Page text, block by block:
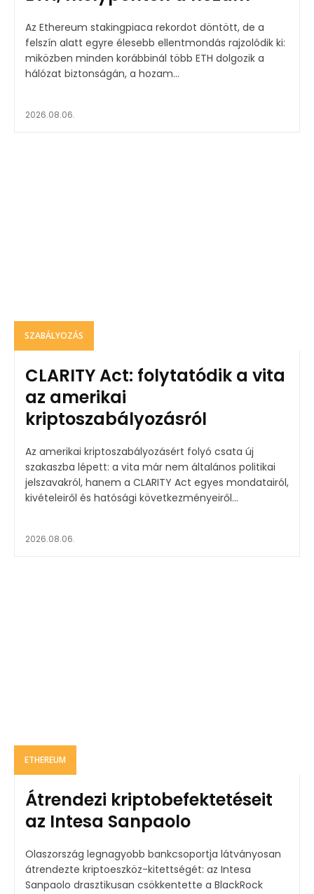
Az Ethereum stakingpiaca rekordot döntött, de a
felszín alatt egyre élesebb ellentmondás rajzolódik ki:
miközben minden korábbinál több ETH dolgozik a
hálózat biztonságán, a hozam...
2026.08.06.
SZABÁLYOZÁS
CLARITY Act: folytatódik a vita
az amerikai
kriptoszabályozásról
Az amerikai kriptoszabályozásért folyó csata új
szakaszba lépett: a vita már nem általános politikai
jelszavakról, hanem a CLARITY Act egyes mondatairól,
kivételeiről és hatósági következményeiről...
2026.08.06.
ETHEREUM
Átrendezi kriptobefektetéseit
az Intesa Sanpaolo
Olaszország legnagyobb bankcsoportja látványosan
átrendezte kriptoeszköz-kitettségét: az Intesa
Sanpaolo drasztikusan csökkentette a BlackRock